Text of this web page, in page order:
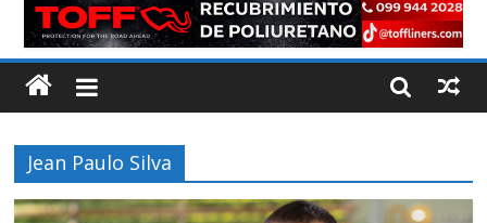
Jean Paulo Silva